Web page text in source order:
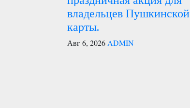
владельцев Пушкинской
карты.
Авг 6, 2026 ADMIN